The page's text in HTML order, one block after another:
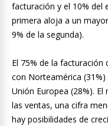
facturación y el 10% del
primera aloja a un
9% de la segunda).
El 75% de la
con Norteamérica
Unión Europea (28%).
las ventas, una cifra
hay posibilidades de